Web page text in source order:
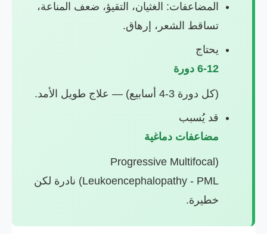
المضاعفات: الغثيان، التقيؤ، ضعف المناعة،
تساقط الشعر، إرهاق.
يحتاج
6-12 دورة
(كل دورة 3-4 أسابيع) — علاج طويل الأمد.
قد يُسبب
مضاعفات دماغية
(Progressive Multifocal
Leukoencephalopathy - PML) نادرة لكن
خطيرة.